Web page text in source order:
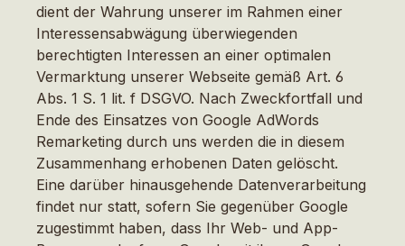
dient der Wahrung unserer im Rahmen einer
Interessensabwägung überwiegenden
berechtigten Interessen an einer optimalen
Vermarktung unserer Webseite gemäß Art. 6
Abs. 1 S. 1 lit. f DSGVO. Nach Zweckfortfall und
Ende des Einsatzes von Google AdWords
Remarketing durch uns werden die in diesem
Zusammenhang erhobenen Daten gelöscht.
Eine darüber hinausgehende Datenverarbeitung
findet nur statt, sofern Sie gegenüber Google
zugestimmt haben, dass Ihr Web- und App-